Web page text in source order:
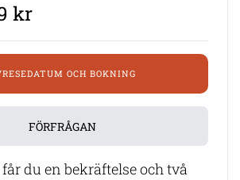
kr
OCH BOKNING
FÖRFRÅGAN
du en bekräftelse och två